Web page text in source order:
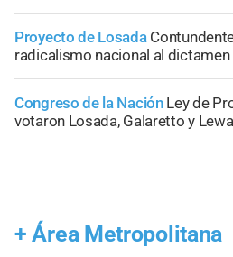
Proyecto de Losada
radicalismo nacional al
Congreso de la Nación Ley de
votaron Losada, Galaretto y
+ Área Metropolitana